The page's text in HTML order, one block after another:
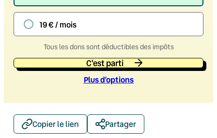
19 € / mois
Tous les dons sont déductibles des impôts
C'est parti
Plus d’options
Copier le lien Partager